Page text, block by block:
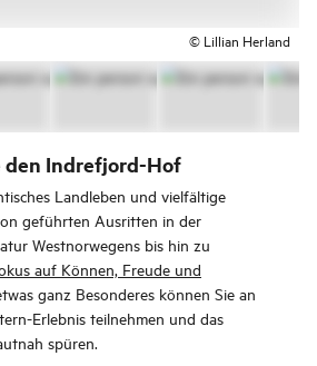
© Lillian Herland
den Indrefjord-Hof
Landleben und vielfältige
geführten Ausritten in der
Westnorwegens bis hin zu
auf Können, Freude und
ganz Besonderes können Sie an
Erlebnis teilnehmen und das
spüren.